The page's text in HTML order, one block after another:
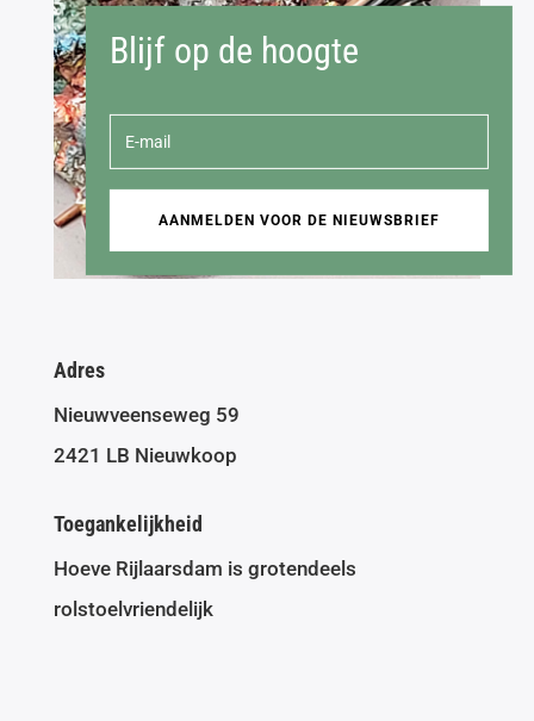
Blijf op de hoogte
AANMELDEN VOOR DE NIEUWSBRIEF
Adres
Nieuwveenseweg 59
2421 LB Nieuwkoop
Toegankelijkheid
Hoeve Rijlaarsdam is grotendeels
rolstoelvriendelijk